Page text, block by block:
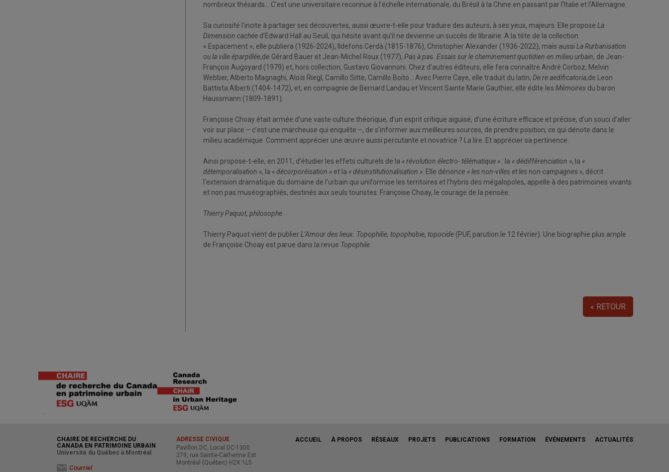
nombreux thésards… C’est une universitaire reconnue à l’échelle internationale, du Brésil à la Chine en passant par l’Italie et l’Allemagne.
Sa curiosité l’incite à partager ses découvertes, aussi œuvre-t-elle pour traduire des auteurs, à ses yeux, majeurs. Elle propose La
Dimension cachée d’Edward Hall au Seuil, qui hésite avant qu’il ne devienne un succès de librairie. A la tête de la collection
« Espacement », elle publiera (1926-2024), Ildefons Cerdà (1815-1876), Christopher Alexander (1936-2022), mais aussi La Rurbanisation
ou la ville éparpillée,de Gérard Bauer et Jean-Michel Roux (1977), Pas à pas. Essais sur le cheminement quotidien en milieu urbain, de Jean-
François Augoyard (1979) et, hors collection, Gustavo Giovannoni. Chez d’autres éditeurs, elle fera connaître André Corboz, Melvin
Webber, Alberto Magnaghi, Aloïs Riegl, Camillo Sitte, Camillo Boito… Avec Pierre Caye, elle traduit du latin, De re aedificatoria,de Leon
Battista Alberti (1404-1472), et, en compagnie de Bernard Landau et Vincent Sainte Marie Gauthier, elle édite les Mémoires du baron
Haussmann (1809-1891).
Françoise Choay était armée d’une vaste culture théorique, d’un esprit critique aiguisé, d’une écriture efficace et précise, d’un souci d’aller
voir sur place – c’est une marcheuse qui enquête –, de s’informer aux meilleures sources, de prendre position, ce qui dénote dans le
milieu académique. Comment apprécier une œuvre aussi percutante et novatrice ? La lire. Et apprécier sa pertinence.
Ainsi propose-t-elle, en 2011, d’étudier les effets culturels de la « révolution électro- télématique » : la « dédifférenciation », la «
détemporalisation », la « décorporéisation » et la « désinstitutionalisation » . Elle dénonce « les non-villes et les non-campagnes », décrit
l’extension dramatique du domaine de l’urbain qui uniformise les territoires et l’hybris des mégalopoles, appelle à des patrimoines vivants
et non pas muséographiés, destinés aux seuls touristes. Françoise Choay, le courage de la pensée.
Thierry Paquot, philosophe
Thierry Paquot vient de publierL’Amour des lieux. Topophilie, topophobie, topocide (PUF, parution le 12 février). Une biographie plus ample
de Françoise Choay est parue dans la revue Topophile
« RETOUR
CHAIRE DE RECHERCHE DU
CANADA EN PATRIMOINE URBAIN
Université du Québec à Montréal
Courriel
ADRESSE CIVIQUE
Pavillon DC, Local DC-1300
279, rue Sainte-Catherine Est
Montréal (Québec) H2X 1L5
ACCUEIL À PROPOS RÉSEAUX PROJETS PUBLICATIONS FORMATION ÉVÉNEMENTS ACTUALITÉS